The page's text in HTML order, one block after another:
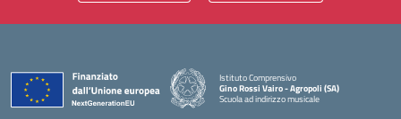
Istituto Comprensivo
Gino Rossi Vairo - Agropoli (SA)
Scuola ad indirizzo musicale